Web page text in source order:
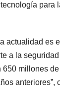
para
actualidad es
a la
650 millones
anteriores”,